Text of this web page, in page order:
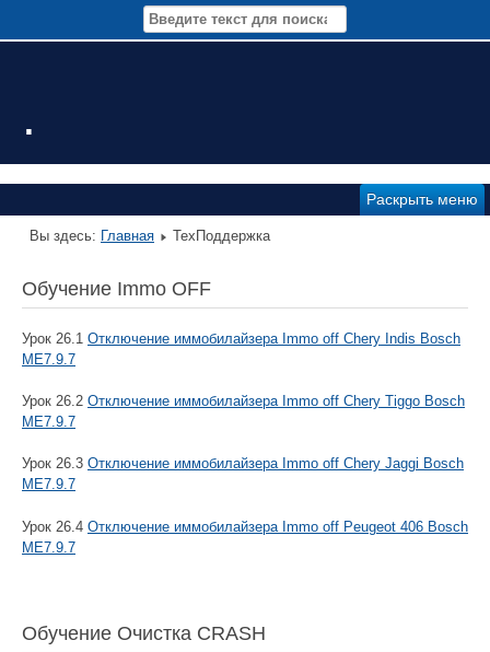
.
Раскрыть меню
Вы здесь: Главная ТехПоддержка
Обучение Immo OFF
Урок 26.1 Отключение иммобилайзера Immo off Chery Indis Bosch
ME7.9.7
Урок 26.2 Отключение иммобилайзера Immo off Chery Tiggo Bosch
ME7.9.7
Урок 26.3 Отключение иммобилайзера Immo off Chery Jaggi Bosch
ME7.9.7
Урок 26.4 Отключение иммобилайзера Immo off Peugeot 406 Bosch
ME7.9.7
Обучение Очистка CRASH